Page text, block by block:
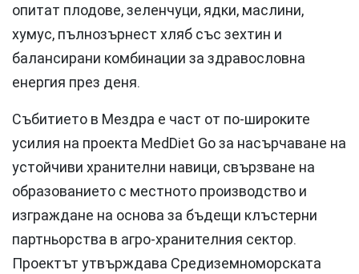
опитат плодове, зеленчуци, ядки, маслини,
хумус, пълнозърнест хляб със зехтин и
балансирани комбинации за здравословна
енергия през деня.
Събитието в Мездра е част от по-широките
усилия на проекта MedDiet Go за насърчаване на
устойчиви хранителни навици, свързване на
образованието с местното производство и
изграждане на основа за бъдещи клъстерни
партньорства в агро-хранителния сектор.
Проектът утвърждава Средиземноморската